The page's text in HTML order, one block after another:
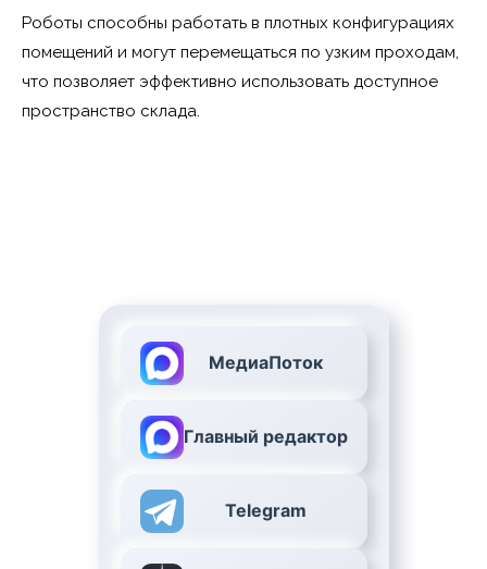
Роботы способны работать в плотных конфигурациях
помещений и могут перемещаться по узким проходам,
что позволяет эффективно использовать доступное
пространство склада.
МедиаПоток
Главный редактор
Telegram